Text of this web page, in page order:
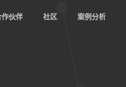
伙伴 社区 案例分析